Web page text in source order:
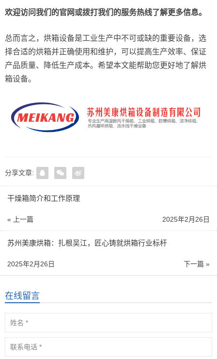
欢迎访问我们的官网或拨打我们的服务热线了解更多信息。
总而言之，烘箱设备是工业生产中不可或缺的重要设备，选
择合适的烘箱并正确使用和维护，可以提高生产效率、保证
产品质量、降低生产成本。希望本文能帮助您更好地了解烘
箱设备。
分享文章:
干燥箱简介和工作原理
« 上一篇 2025年2月26日
苏州美康烘箱：扎根吴江，匠心铸就烘箱行业标杆
下一篇 »
2025年2月26日
在线留言